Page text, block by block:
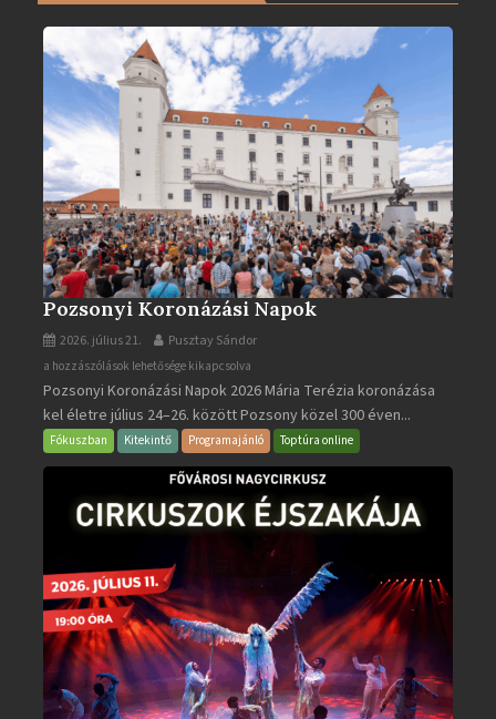
ben
bejegyzéshez
Pozsonyi Koronázási Napok
2026. július 21. Pusztay Sándor
Pozsonyi
Koronázási
Napok
bejegyzéshez
a hozzászólások lehetősége kikapcsolva
Pozsonyi Koronázási Napok 2026 Mária Terézia koronázása
kel életre július 24–26. között Pozsony közel 300 éven...
Fókuszban Kitekintő Programajánló Toptúra online